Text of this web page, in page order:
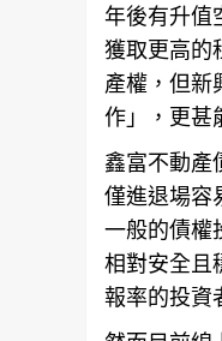
年後有升值
獲取更高的
產權，但新
作」，更甚
鑫富不動產
僅進退場容
一般的債權
相對安全且
報率的投資